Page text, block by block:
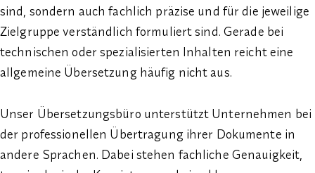
sind, sondern auch fachlich präzise und für die jeweilige
Zielgruppe verständlich formuliert sind. Gerade bei
technischen oder spezialisierten Inhalten reicht eine
allgemeine Übersetzung häufig nicht aus.
Unser Übersetzungsbüro unterstützt Unternehmen bei
der professionellen Übertragung ihrer Dokumente in
andere Sprachen. Dabei stehen fachliche Genauigkeit,